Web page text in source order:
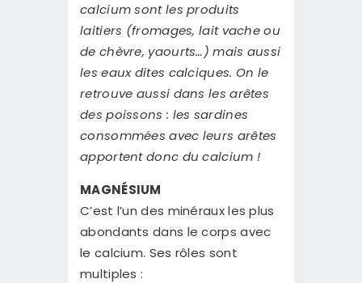
calcium sont les produits
laitiers (fromages, lait vache ou
de chèvre, yaourts…) mais aussi
les eaux dites calciques. On le
retrouve aussi dans les arêtes
des poissons : les sardines
consommées avec leurs arêtes
apportent donc du calcium !
MAGNÉSIUM
C’est l’un des minéraux les plus
abondants dans le corps avec
le calcium. Ses rôles sont
multiples :